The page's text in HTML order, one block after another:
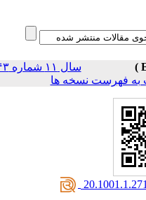
سال ۱۱ شماره ۴۳
نسخه ها